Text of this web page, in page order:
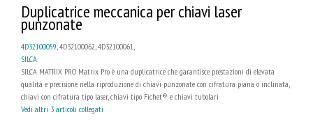
Duplicatrice meccanica per chiavi laser
punzonate
4D32100059, 4D32100062, 4D32100061,
SILCA
SILCA MATRIX PRO Matrix Pro è una duplicatrice che garantisce prestazioni di elevata
qualità e precisione nella riproduzione di chiavi punzonate con cifratura piana o inclinata,
chiavi con cifratura tipo laser, chiavi tipo Fichet® e chiavi tubolari
Vedi altri 3 articoli collegati